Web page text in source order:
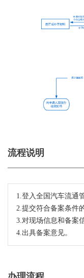
流程说明
1.登入全国汽车流通
2.提交符合备案条件
3.对现场信息和备案
4.出具备案意见。